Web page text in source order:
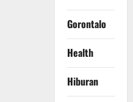
Gorontalo
Health
Hiburan